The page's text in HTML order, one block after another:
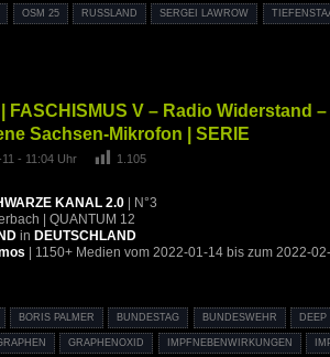
OSM 25 RUSSLAND SERGEI LAWROW
FASCHISMUS V – Radio Widerstand
Sachsen-Mikrofon | SERIE
- 11:04 Uhr 1.105
KANAL 2.0| N°3
| QUANTUM 12
in DEUTSCHLAND
| 1150+ Medien vom 2022-01-14 bis zum 2022-
BORIS PALMER BUNDESTAG BUNDESWEHR DEEP
GRAPHENOXID IMPFNEBENWIRKUNGEN